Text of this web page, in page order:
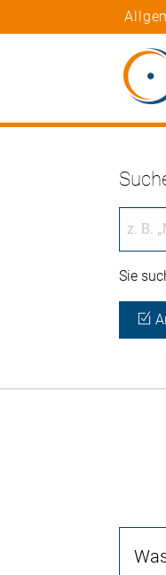
Sie